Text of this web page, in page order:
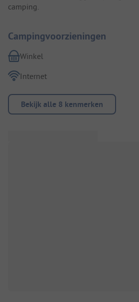
camping.
Campingvoorzieningen
Winkel
Internet
Bekijk alle 8 kenmerken